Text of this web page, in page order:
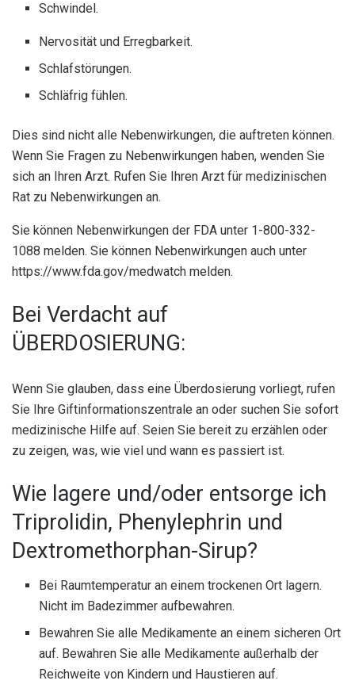
Schwindel.
Nervosität und Erregbarkeit.
Schlafstörungen.
Schläfrig fühlen.
Dies sind nicht alle Nebenwirkungen, die auftreten können.
Wenn Sie Fragen zu Nebenwirkungen haben, wenden Sie
sich an Ihren Arzt. Rufen Sie Ihren Arzt für medizinischen
Rat zu Nebenwirkungen an.
Sie können Nebenwirkungen der FDA unter 1-800-332-
1088 melden. Sie können Nebenwirkungen auch unter
https://www.fda.gov/medwatch melden.
Bei Verdacht auf
ÜBERDOSIERUNG:
Wenn Sie glauben, dass eine Überdosierung vorliegt, rufen
Sie Ihre Giftinformationszentrale an oder suchen Sie sofort
medizinische Hilfe auf. Seien Sie bereit zu erzählen oder
zu zeigen, was, wie viel und wann es passiert ist.
Wie lagere und/oder entsorge ich
Triprolidin, Phenylephrin und
Dextromethorphan-Sirup?
Bei Raumtemperatur an einem trockenen Ort lagern.
Nicht im Badezimmer aufbewahren.
Bewahren Sie alle Medikamente an einem sicheren Ort
auf. Bewahren Sie alle Medikamente außerhalb der
Reichweite von Kindern und Haustieren auf.